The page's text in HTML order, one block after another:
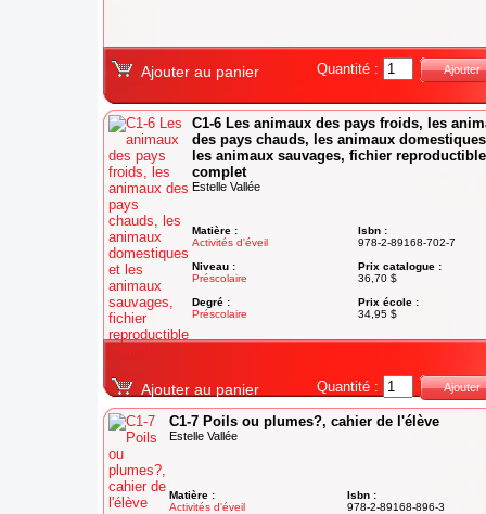
Ajouter au panier Quantité : Ajouter
C1-6 Les animaux des pays froids, les
des pays chauds, les animaux
les animaux sauvages, fichier reproductible
complet
Estelle Vallée
Matière :
Activités d'éveil
Niveau :
Préscolaire
Degré :
Préscolaire
Isbn :
978-2-89168-702-7
Prix catalogue :
36,70 $
Prix école :
34,95 $
Ajouter au panier Quantité : Ajouter
C1-7 Poils ou plumes?, cahier de l'élève
Estelle Vallée
Matière :
Activités d'éveil
Isbn :
978-2-89168-896-3